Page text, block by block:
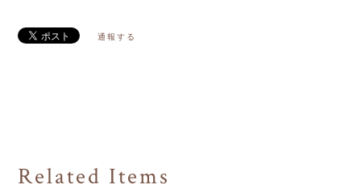
通報する
Related Items